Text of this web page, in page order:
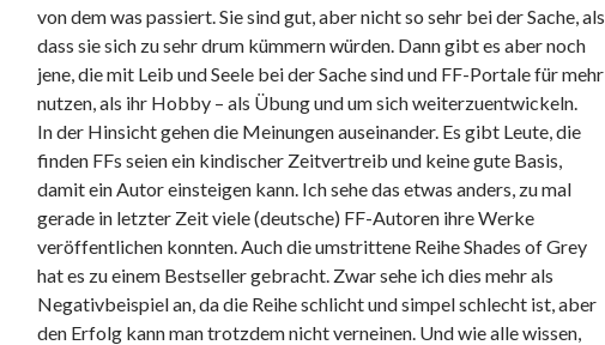
von dem was passiert. Sie sind gut, aber nicht so sehr bei der Sache, als
dass sie sich zu sehr drum kümmern würden. Dann gibt es aber noch
jene, die mit Leib und Seele bei der Sache sind und FF-Portale für mehr
nutzen, als ihr Hobby – als Übung und um sich weiterzuentwickeln.
In der Hinsicht gehen die Meinungen auseinander. Es gibt Leute, die
finden FFs seien ein kindischer Zeitvertreib und keine gute Basis,
damit ein Autor einsteigen kann. Ich sehe das etwas anders, zu mal
gerade in letzter Zeit viele (deutsche) FF-Autoren ihre Werke
veröffentlichen konnten. Auch die umstrittene Reihe Shades of Grey
hat es zu einem Bestseller gebracht. Zwar sehe ich dies mehr als
Negativbeispiel an, da die Reihe schlicht und simpel schlecht ist, aber
den Erfolg kann man trotzdem nicht verneinen. Und wie alle wissen,